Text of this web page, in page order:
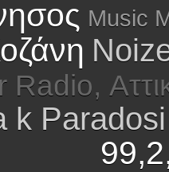
Music
Radio,
k